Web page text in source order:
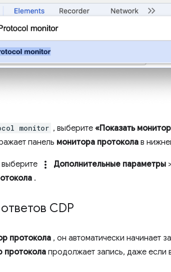
monitor , выберите «Показать
панель монитора протокола в
more_vert Дополнительные параметры >
.
CDP
протокола , он автоматически начинает
протоколапродолжает запись, даже если